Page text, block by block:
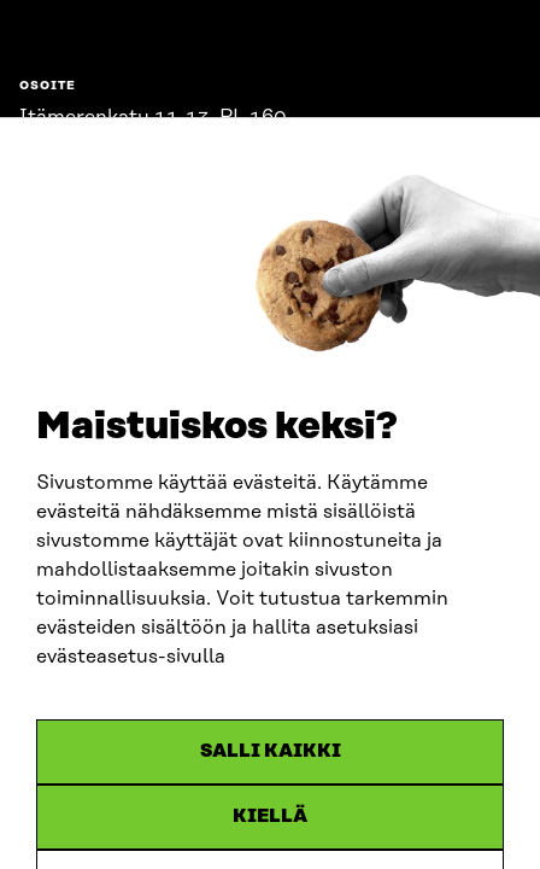
Maistuiskos keksi?
Sivustomme käyttää evästeitä. Käytämme
evästeitä nähdäksemme mistä sisällöistä
sivustomme käyttäjät ovat kiinnostuneita ja
mahdollistaaksemme joitakin sivuston
toiminnallisuuksia. Voit tutustua tarkemmin
evästeiden sisältöön ja hallita asetuksiasi
evästeasetus-sivulla
SALLI KAIKKI
KIELLÄ
OSOITE
Itämerenkatu 11-13, PL 160,
SITRA SOSIAALISESSA MEDIASSA
LinkedIn
Instagram
YouTube